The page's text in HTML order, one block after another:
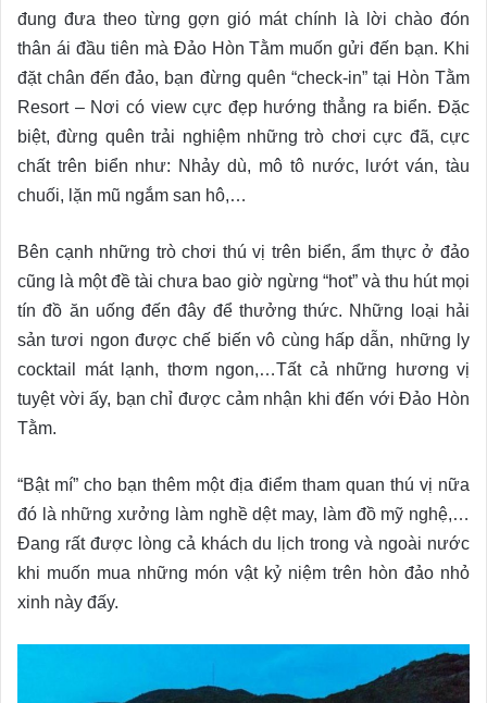
đung đưa theo từng gợn gió mát chính là lời chào đón
thân ái đầu tiên mà Đảo Hòn Tằm muốn gửi đến bạn. Khi
đặt chân đến đảo, bạn đừng quên “check-in” tại Hòn Tằm
Resort – Nơi có view cực đẹp hướng thẳng ra biển. Đặc
biệt, đừng quên trải nghiệm những trò chơi cực đã, cực
chất trên biển như: Nhảy dù, mô tô nước, lướt ván, tàu
chuối, lặn mũ ngắm san hô,…
Bên cạnh những trò chơi thú vị trên biển, ẩm thực ở đảo
cũng là một đề tài chưa bao giờ ngừng “hot” và thu hút mọi
tín đồ ăn uống đến đây để thưởng thức. Những loại hải
sản tươi ngon được chế biến vô cùng hấp dẫn, những ly
cocktail mát lạnh, thơm ngon,…Tất cả những hương vị
tuyệt vời ấy, bạn chỉ được cảm nhận khi đến với Đảo Hòn
Tằm.
“Bật mí” cho bạn thêm một địa điểm tham quan thú vị nữa
đó là những xưởng làm nghề dệt may, làm đồ mỹ nghệ,…
Đang rất được lòng cả khách du lịch trong và ngoài nước
khi muốn mua những món vật kỷ niệm trên hòn đảo nhỏ
xinh này đấy.